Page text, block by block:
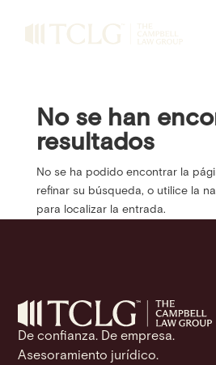
No se han
resultados
No se ha podido encontrar la
refinar su búsqueda, o utilice la
para localizar la entrada.
De confianza. De empresa.
Asesoramiento jurídico.